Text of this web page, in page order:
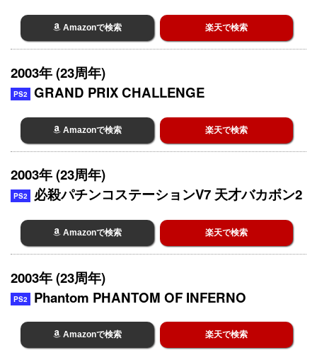
Amazonで検索 楽天で検索
2003年 (23周年)
PS2 GRAND PRIX CHALLENGE
Amazonで検索 楽天で検索
2003年 (23周年)
PS2 必殺パチンコステーションV7 天才バカボン2
Amazonで検索 楽天で検索
2003年 (23周年)
PS2 Phantom PHANTOM OF INFERNO
Amazonで検索 楽天で検索